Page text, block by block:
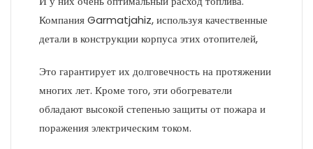
Компания Garmatjahiz, используя качественные
детали в конструкции корпуса этих отопителей,
Это гарантирует их долговечность на протяжении
многих лет. Кроме того, эти обогреватели
обладают высокой степенью защиты от пожара и
поражения электрическим током.